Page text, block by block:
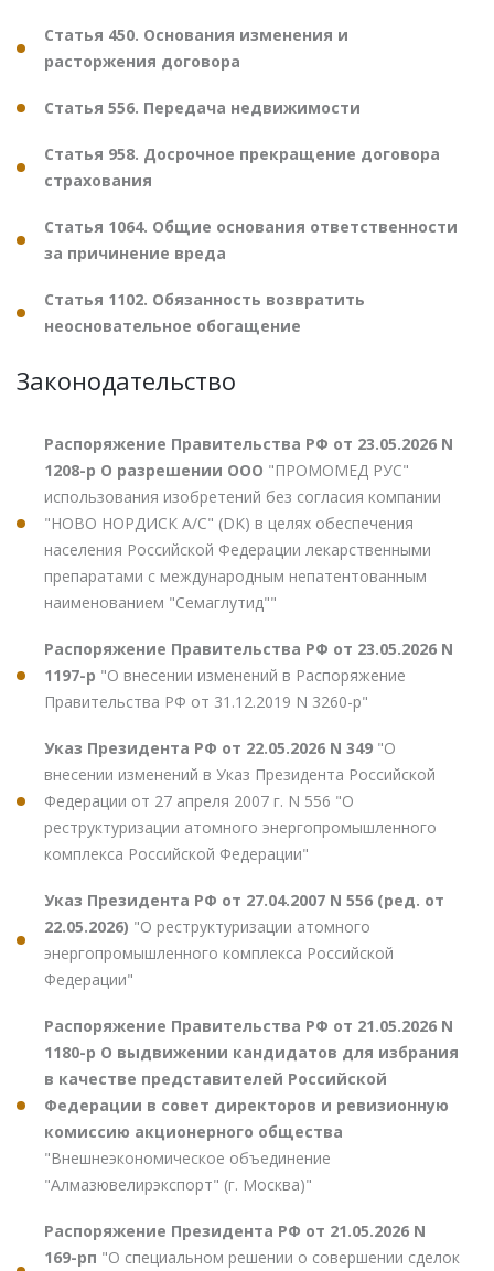
Статья 450. Основания изменения и
расторжения договора
Статья 556. Передача недвижимости
Статья 958. Досрочное прекращение договора
страхования
Статья 1064. Общие основания ответственности
за причинение вреда
Статья 1102. Обязанность возвратить
неосновательное обогащение
Законодательство
Распоряжение Правительства РФ от 23.05.2026 N
1208-р О разрешении ООО "ПРОМОМЕД РУС"
использования изобретений без согласия компании
"НОВО НОРДИСК А/С" (DK) в целях обеспечения
населения Российской Федерации лекарственными
препаратами с международным непатентованным
наименованием "Семаглутид""
Распоряжение Правительства РФ от 23.05.2026 N
1197-р "О внесении изменений в Распоряжение
Правительства РФ от 31.12.2019 N 3260-р"
Указ Президента РФ от 22.05.2026 N 349 "О
внесении изменений в Указ Президента Российской
Федерации от 27 апреля 2007 г. N 556 "О
реструктуризации атомного энергопромышленного
комплекса Российской Федерации"
Указ Президента РФ от 27.04.2007 N 556 (ред. от
22.05.2026) "О реструктуризации атомного
энергопромышленного комплекса Российской
Федерации"
Распоряжение Правительства РФ от 21.05.2026 N
1180-р О выдвижении кандидатов для избрания
в качестве представителей Российской
Федерации в совет директоров и ревизионную
комиссию акционерного общества
"Внешнеэкономическое объединение
"Алмазювелирэкспорт" (г. Москва)"
Распоряжение Президента РФ от 21.05.2026 N
169-рп "О специальном решении о совершении сделок